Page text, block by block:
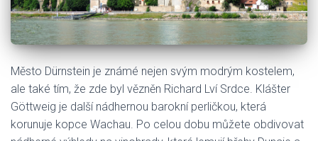
Město Dürnstein je známé nejen svým modrým kostelem,
ale také tím, že zde byl vězněn Richard Lví Srdce. Klášter
Göttweig je další nádhernou barokní perličkou, která
korunuje kopce Wachau. Po celou dobu můžete obdivovat